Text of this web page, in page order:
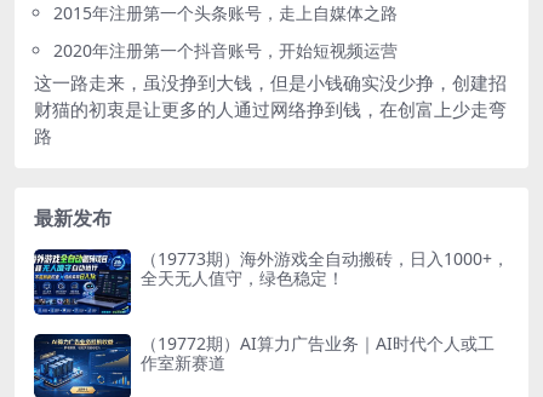
2015年注册第一个头条账号，走上自媒体之路
2020年注册第一个抖音账号，开始短视频运营
这一路走来，虽没挣到大钱，但是小钱确实没少挣，创建招
财猫的初衷是让更多的人通过网络挣到钱，在创富上少走弯
路
最新发布
（19773期）海外游戏全自动搬砖，日入1000+，
全天无人值守，绿色稳定！
（19772期）AI算力广告业务｜AI时代个人或工
作室新赛道